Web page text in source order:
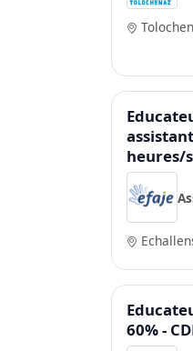
heures/
60% -